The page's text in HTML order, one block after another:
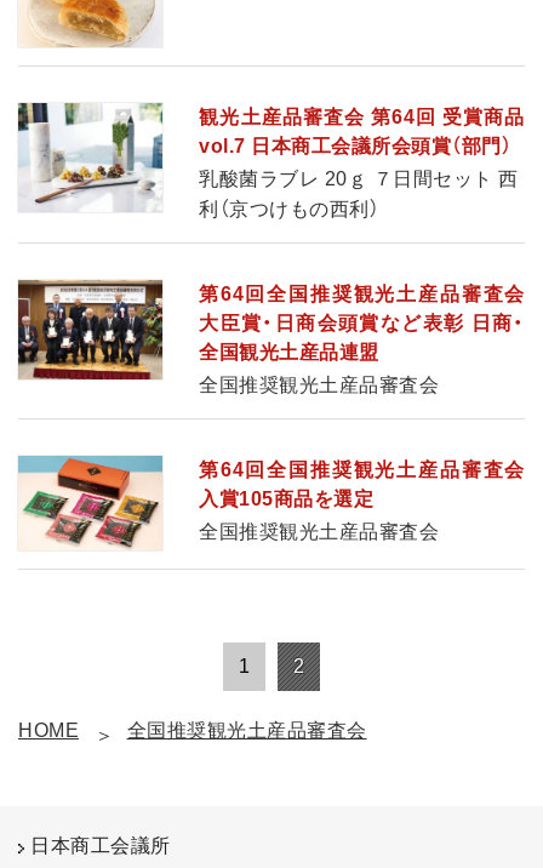
観光土産品審査会 第64回 受賞商品
vol.7 日本商工会議所会頭賞（部門）
乳酸菌ラブレ 20ｇ ７日間セット 西
利（京つけもの西利）
第64回全国推奨観光土産品審査会
大臣賞・日商会頭賞など表彰 日商・
全国観光土産品連盟
全国推奨観光土産品審査会
第64回全国推奨観光土産品審査会
入賞105商品を選定
全国推奨観光土産品審査会
1 2
HOME 全国推奨観光土産品審査会
日本商工会議所